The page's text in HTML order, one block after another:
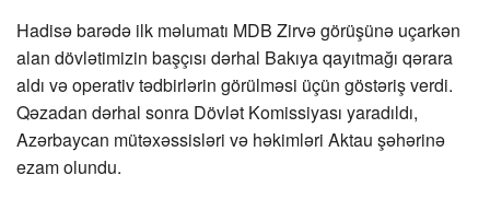
Hadisə barədə ilk məlumatı MDB Zirvə görüşünə uçarkən
alan dövlətimizin başçısı dərhal Bakıya qayıtmağı qərara
aldı və operativ tədbirlərin görülməsi üçün göstəriş verdi.
Qəzadan dərhal sonra Dövlət Komissiyası yaradıldı,
Azərbaycan mütəxəssisləri və həkimləri Aktau şəhərinə
ezam olundu.